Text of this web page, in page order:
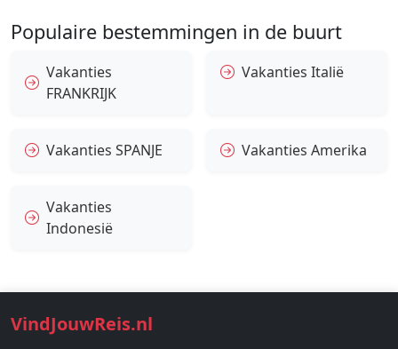
Populaire bestemmingen in de buurt
Vakanties
FRANKRIJK
Vakanties Italië
Vakanties SPANJE Vakanties Amerika
Vakanties
Indonesië
VindJouwReis.nl